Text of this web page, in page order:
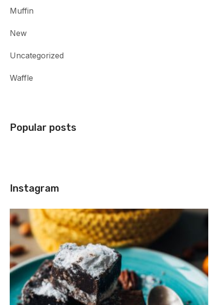
Muffin
New
Uncategorized
Waffle
Popular posts
Instagram